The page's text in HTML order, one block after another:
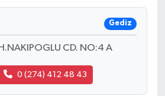
Gediz
CD. NO:4 A
0 (274) 412 48 43